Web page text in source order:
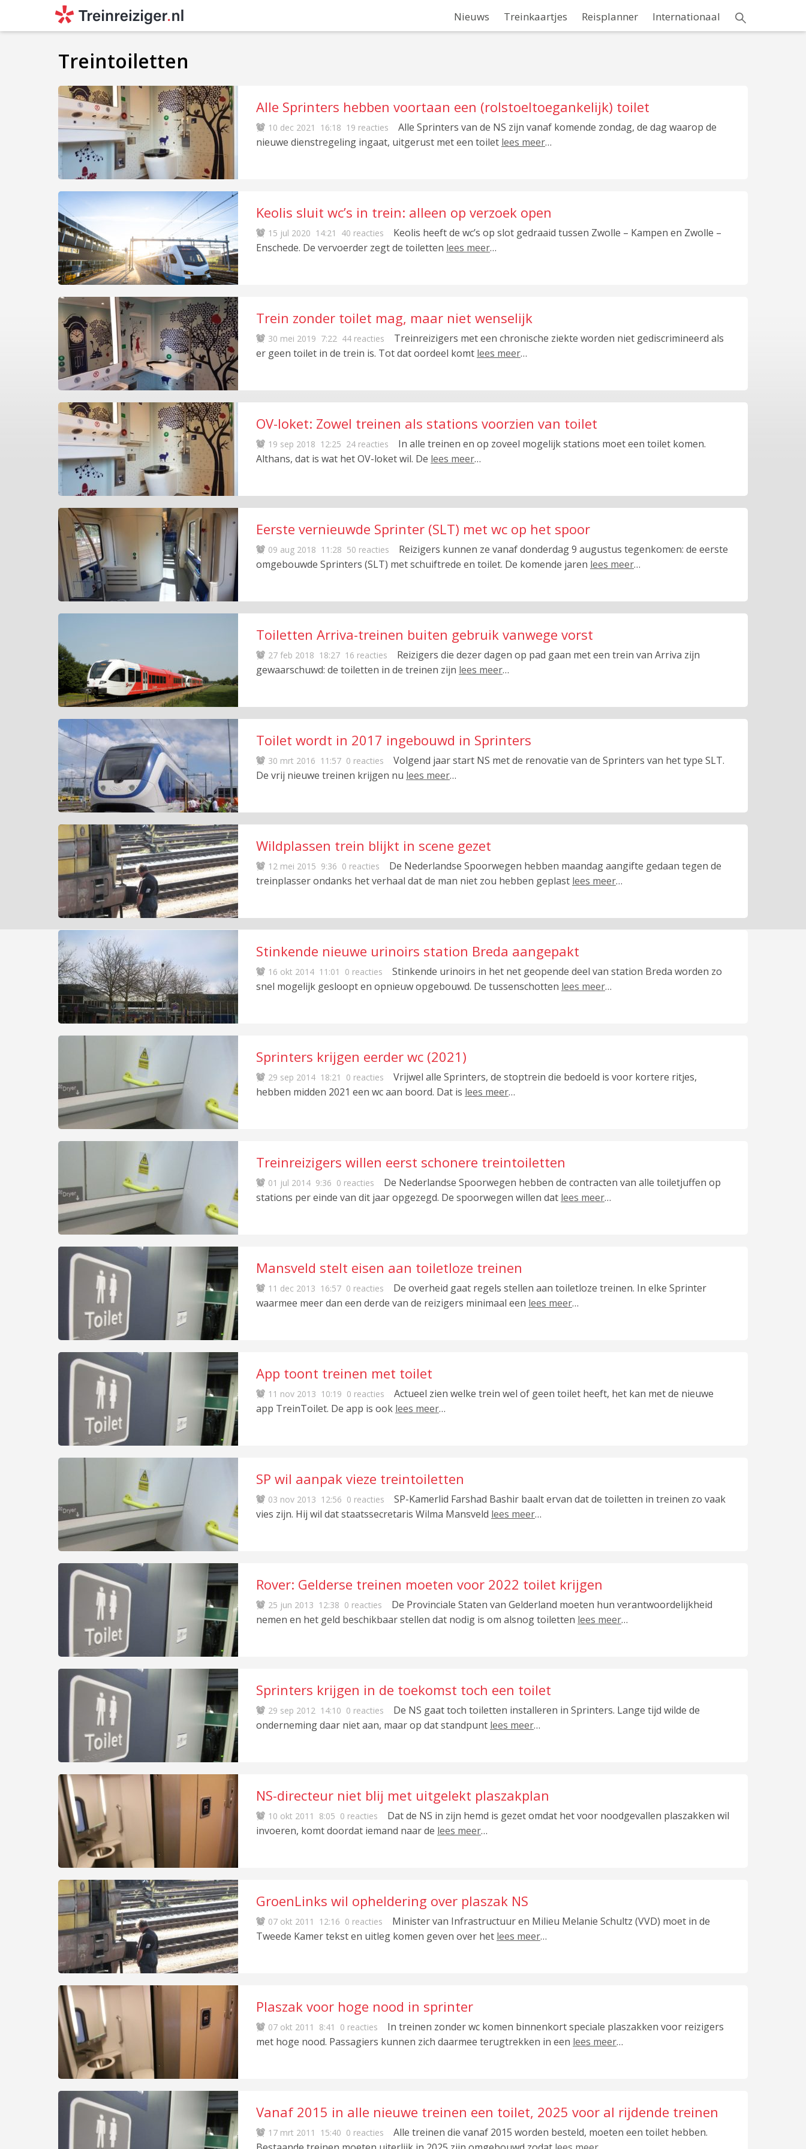
Nieuws Treinkaartjes Reisplanner Internationaal
Treintoiletten
Alle Sprinters hebben voortaan een (rolstoeltoegankelijk) toilet
10 dec 2021 16:18 19 reacties
Alle Sprinters van de NS zijn vanaf komende zondag, de dag waarop de
nieuwe dienstregeling ingaat, uitgerust met een toilet lees meer…
Keolis sluit wc’s in trein: alleen op verzoek open
15 jul 2020 14:21 40 reacties
Keolis heeft de wc’s op slot gedraaid tussen Zwolle – Kampen en Zwolle –
Enschede. De vervoerder zegt de toiletten lees meer…
Trein zonder toilet mag, maar niet wenselijk
30 mei 2019 7:22 44 reacties
Treinreizigers met een chronische ziekte worden niet gediscrimineerd als
er geen toilet in de trein is. Tot dat oordeel komt lees meer…
OV-loket: Zowel treinen als stations voorzien van toilet
19 sep 2018 12:25 24 reacties
In alle treinen en op zoveel mogelijk stations moet een toilet komen.
Althans, dat is wat het OV-loket wil. De lees meer…
Eerste vernieuwde Sprinter (SLT) met wc op het spoor
09 aug 2018 11:28 50 reacties
Reizigers kunnen ze vanaf donderdag 9 augustus tegenkomen: de eerste
omgebouwde Sprinters (SLT) met schuiftrede en toilet. De komende jaren lees meer…
Toiletten Arriva-treinen buiten gebruik vanwege vorst
27 feb 2018 18:27 16 reacties
Reizigers die dezer dagen op pad gaan met een trein van Arriva zijn
gewaarschuwd: de toiletten in de treinen zijn lees meer…
Toilet wordt in 2017 ingebouwd in Sprinters
30 mrt 2016 11:57 0 reacties
Volgend jaar start NS met de renovatie van de Sprinters van het type SLT.
De vrij nieuwe treinen krijgen nu lees meer…
Wildplassen trein blijkt in scene gezet
12 mei 2015 9:36 0 reacties
De Nederlandse Spoorwegen hebben maandag aangifte gedaan tegen de
treinplasser ondanks het verhaal dat de man niet zou hebben geplast lees meer…
Stinkende nieuwe urinoirs station Breda aangepakt
16 okt 2014 11:01 0 reacties
Stinkende urinoirs in het net geopende deel van station Breda worden zo
snel mogelijk gesloopt en opnieuw opgebouwd. De tussenschotten lees meer…
Sprinters krijgen eerder wc (2021)
29 sep 2014 18:21 0 reacties
Vrijwel alle Sprinters, de stoptrein die bedoeld is voor kortere ritjes,
hebben midden 2021 een wc aan boord. Dat is lees meer…
Treinreizigers willen eerst schonere treintoiletten
01 jul 2014 9:36 0 reacties
De Nederlandse Spoorwegen hebben de contracten van alle toiletjuffen op
stations per einde van dit jaar opgezegd. De spoorwegen willen dat lees meer…
Mansveld stelt eisen aan toiletloze treinen
11 dec 2013 16:57 0 reacties
De overheid gaat regels stellen aan toiletloze treinen. In elke Sprinter
waarmee meer dan een derde van de reizigers minimaal een lees meer…
App toont treinen met toilet
11 nov 2013 10:19 0 reacties
Actueel zien welke trein wel of geen toilet heeft, het kan met de nieuwe
app TreinToilet. De app is ook lees meer…
SP wil aanpak vieze treintoiletten
03 nov 2013 12:56 0 reacties
SP-Kamerlid Farshad Bashir baalt ervan dat de toiletten in treinen zo vaak
vies zijn. Hij wil dat staatssecretaris Wilma Mansveld lees meer…
Rover: Gelderse treinen moeten voor 2022 toilet krijgen
25 jun 2013 12:38 0 reacties
De Provinciale Staten van Gelderland moeten hun verantwoordelijkheid
nemen en het geld beschikbaar stellen dat nodig is om alsnog toiletten lees meer…
Sprinters krijgen in de toekomst toch een toilet
29 sep 2012 14:10 0 reacties
De NS gaat toch toiletten installeren in Sprinters. Lange tijd wilde de
onderneming daar niet aan, maar op dat standpunt lees meer…
NS-directeur niet blij met uitgelekt plaszakplan
10 okt 2011 8:05 0 reacties
Dat de NS in zijn hemd is gezet omdat het voor noodgevallen plaszakken wil
invoeren, komt doordat iemand naar de lees meer…
GroenLinks wil opheldering over plaszak NS
07 okt 2011 12:16 0 reacties
Minister van Infrastructuur en Milieu Melanie Schultz (VVD) moet in de
Tweede Kamer tekst en uitleg komen geven over het lees meer…
Plaszak voor hoge nood in sprinter
07 okt 2011 8:41 0 reacties
In treinen zonder wc komen binnenkort speciale plaszakken voor reizigers
met hoge nood. Passagiers kunnen zich daarmee terugtrekken in een lees meer…
Vanaf 2015 in alle nieuwe treinen een toilet, 2025 voor al rijdende treinen
17 mrt 2011 15:40 0 reacties
Alle treinen die vanaf 2015 worden besteld, moeten een toilet hebben.